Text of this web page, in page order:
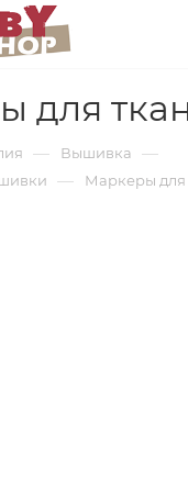
для
— Вышивка —
— Маркеры для